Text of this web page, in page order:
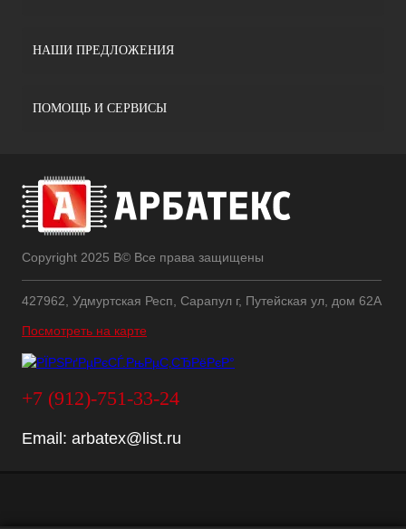
НАШИ ПРЕДЛОЖЕНИЯ
ПОМОЩЬ И СЕРВИСЫ
Copyright 2025 В© Все права защищены
427962, Удмуртская Респ, Сарапул г, Путейская ул, дом 62А
Посмотреть на карте
+7 (912)-751-33-24
Email: arbatex@list.ru